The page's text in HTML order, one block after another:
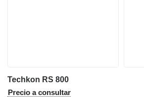
Techkon RS 800
Precio a consultar